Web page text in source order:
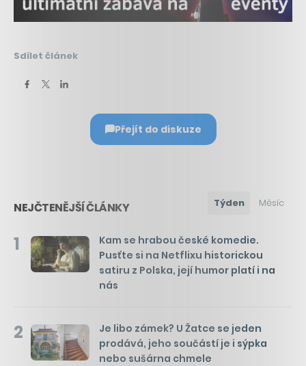
Sdílet článek
Přejít do diskuze
NEJČTENĚJŠÍ ČLÁNKY Týden Měsíc
1
Kam se hrabou české komedie.
Pusťte si na Netflixu historickou
satiru z Polska, její humor platí i na
nás
2
Je libo zámek? U Žatce se jeden
prodává, jeho součástí je i sýpka
nebo sušárna chmele